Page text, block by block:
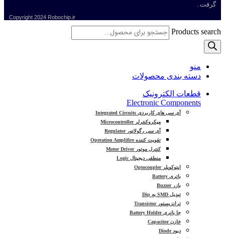
گرفت .
Copyright 2024 Robochip.ir
Products search
منو
دسته بندی محصولات
قطعات الکترونیک
Electronic Components
آی سی های کاربردی Integrated Circuits
میکروکنترلر Microcontroller
آی سی رگولاتور Regulator
تقویت کننده Operation Amplifire
کنترل موتور Motor Driver
منطقی دیجیتال Logic
اپتوکوپلر Optocoupler
باتری Battery
بازر Buzzer
تبدیل SMD به Dip
ترانزیستور Transistor
جا باتری Battery Holder
خازن Capacitor
دیود Diode